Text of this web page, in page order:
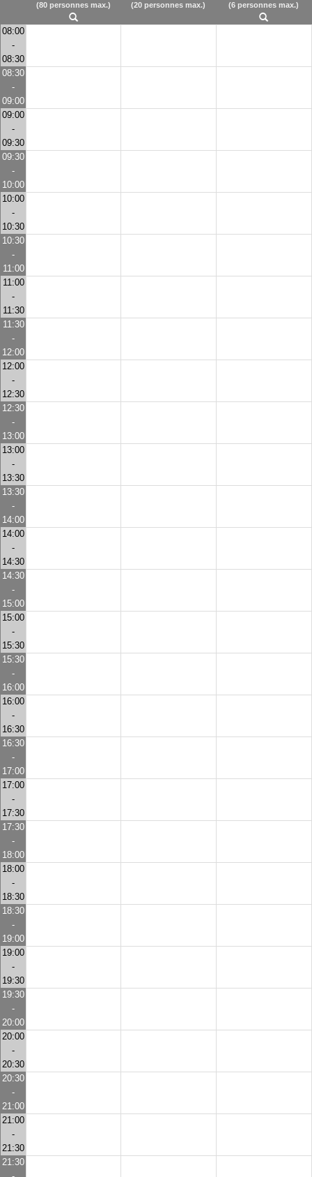
(80 personnes max.) (20 personnes max.) (6 personnes max.)
08:00
-
08:30
08:30
-
09:00
09:00
-
09:30
09:30
-
10:00
10:00
-
10:30
10:30
-
11:00
11:00
-
11:30
11:30
-
12:00
12:00
-
12:30
12:30
-
13:00
13:00
-
13:30
13:30
-
14:00
14:00
-
14:30
14:30
-
15:00
15:00
-
15:30
15:30
-
16:00
16:00
-
16:30
16:30
-
17:00
17:00
-
17:30
17:30
-
18:00
18:00
-
18:30
18:30
-
19:00
19:00
-
19:30
19:30
-
20:00
20:00
-
20:30
20:30
-
21:00
21:00
-
21:30
21:30